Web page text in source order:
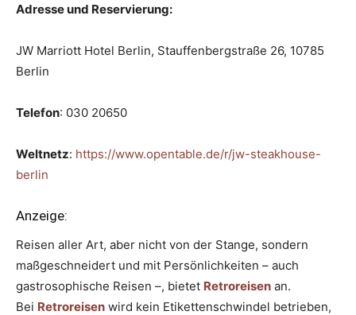
Adresse und Reservierung:
JW Marriott Hotel Berlin, Stauffenbergstraße 26, 10785
Berlin
Telefon: 030 20650
Weltnetz: https://www.opentable.de/r/jw-steakhouse-
berlin
Anzeige:
Reisen aller Art, aber nicht von der Stange, sondern
maßgeschneidert und mit Persönlichkeiten – auch
gastrosophische Reisen –, bietet Retroreisen an.
Bei Retroreisen wird kein Etikettenschwindel betrieben,